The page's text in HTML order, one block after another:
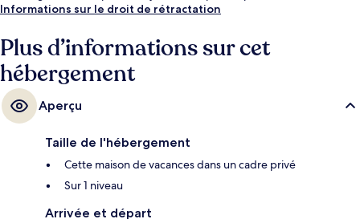
Informations sur le droit de rétractation
Plus d’informations sur cet
hébergement
Aperçu
Taille de l'hébergement
Cette maison de vacances dans un cadre privé
Sur 1 niveau
Arrivée et départ